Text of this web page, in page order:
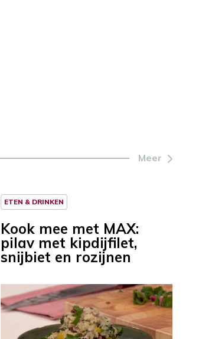
Meer
ETEN & DRINKEN
Kook mee met MAX:
pilav met kipdijfilet,
snijbiet en rozijnen